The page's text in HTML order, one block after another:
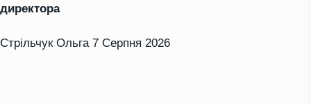
директора
Стрільчук Ольга 7 Серпня 2026